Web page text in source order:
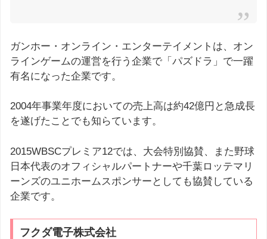
ガンホー・オンライン・エンターテイメントは、オン
ラインゲームの運営を行う企業で「パズドラ」で一躍
有名になった企業です。
2004年事業年度においての売上高は約42億円と急成長
を遂げたことでも知らています。
2015WBSCプレミア12では、大会特別協賛、また野球
日本代表のオフィシャルパートナーや千葉ロッテマリ
ーンズのユニホームスポンサーとしても協賛している
企業です。
フクダ電子株式会社